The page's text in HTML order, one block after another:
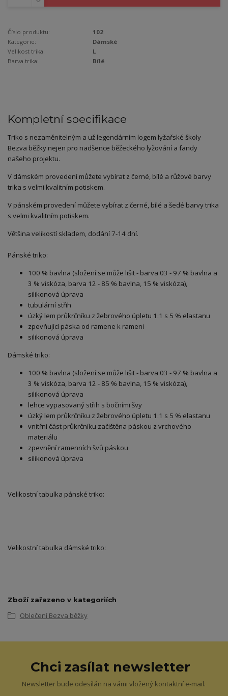
Číslo produktu:
102
Kategorie:
Dámské
Velikost trika:
L
Barva trika:
Bílé
Kompletní specifikace
Triko s nezaměnitelným a už legendárním logem lyžařské školy
Bezva běžky nejen pro nadšence běžeckého lyžování a fandy
našeho projektu.
V dámském provedení můžete vybírat z černé, bílé a růžové barvy
trika s velmi kvalitním potiskem.
V pánském provedení můžete vybírat z černé, bílé a šedé barvy trika
s velmi kvalitním potiskem.
Většina velikostí skladem, dodání 7-14 dní.
Pánské triko:
100 % bavlna (složení se může lišit - barva 03 - 97 % bavlna a
3 % viskóza, barva 12 - 85 % bavlna, 15 % viskóza),
silikonová úprava
tubulární střih
úzký lem průkrčníku z žebrového úpletu 1:1 s 5 % elastanu
zpevňující páska od ramene k rameni
silikonová úprava
Dámské triko:
100 % bavlna (složení se může lišit - barva 03 - 97 % bavlna a
3 % viskóza, barva 12 - 85 % bavlna, 15 % viskóza),
silikonová úprava
lehce vypasovaný střih s bočními švy
úzký lem průkrčníku z žebrového úpletu 1:1 s 5 % elastanu
vnitřní část průkrčníku začištěna páskou z vrchového
materiálu
zpevnění ramenních švů páskou
silikonová úprava
Velikostní tabulka pánské triko:
Velikostní tabulka dámské triko:
Zboží zařazeno v kategoriích
Oblečení Bezva běžky
Chci zasílat newsletter
Newsletter bude odesílán na vámi vložený kontaktní e-mail.